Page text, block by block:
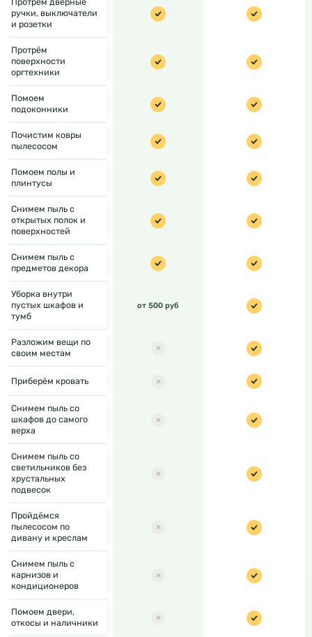
ручки, выключатели
и розетки
Протрём
поверхности
оргтехники
Помоем
подоконники
Почистим ковры
пылесосом
Помоем полы и
плинтусы
Снимем пыль с
открытых полок и
поверхностей
Снимем пыль с
предметов декора
Уборка внутри
пустых шкафов и
тумб
от 500 руб
Разложим вещи по
своим местам
Приберём кровать
Снимем пыль со
шкафов до самого
верха
Снимем пыль со
светильников без
хрустальных
подвесок
Пройдёмся
пылесосом по
дивану и креслам
Снимем пыль с
карнизов и
кондиционеров
Помоем двери,
откосы и наличники